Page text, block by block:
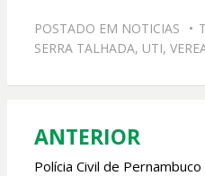
e
b
o
POSTADO EM NOTICIAS
SERRA TALHADA, UTI,
Navegação
de
ANTERIOR
Polícia Civil de